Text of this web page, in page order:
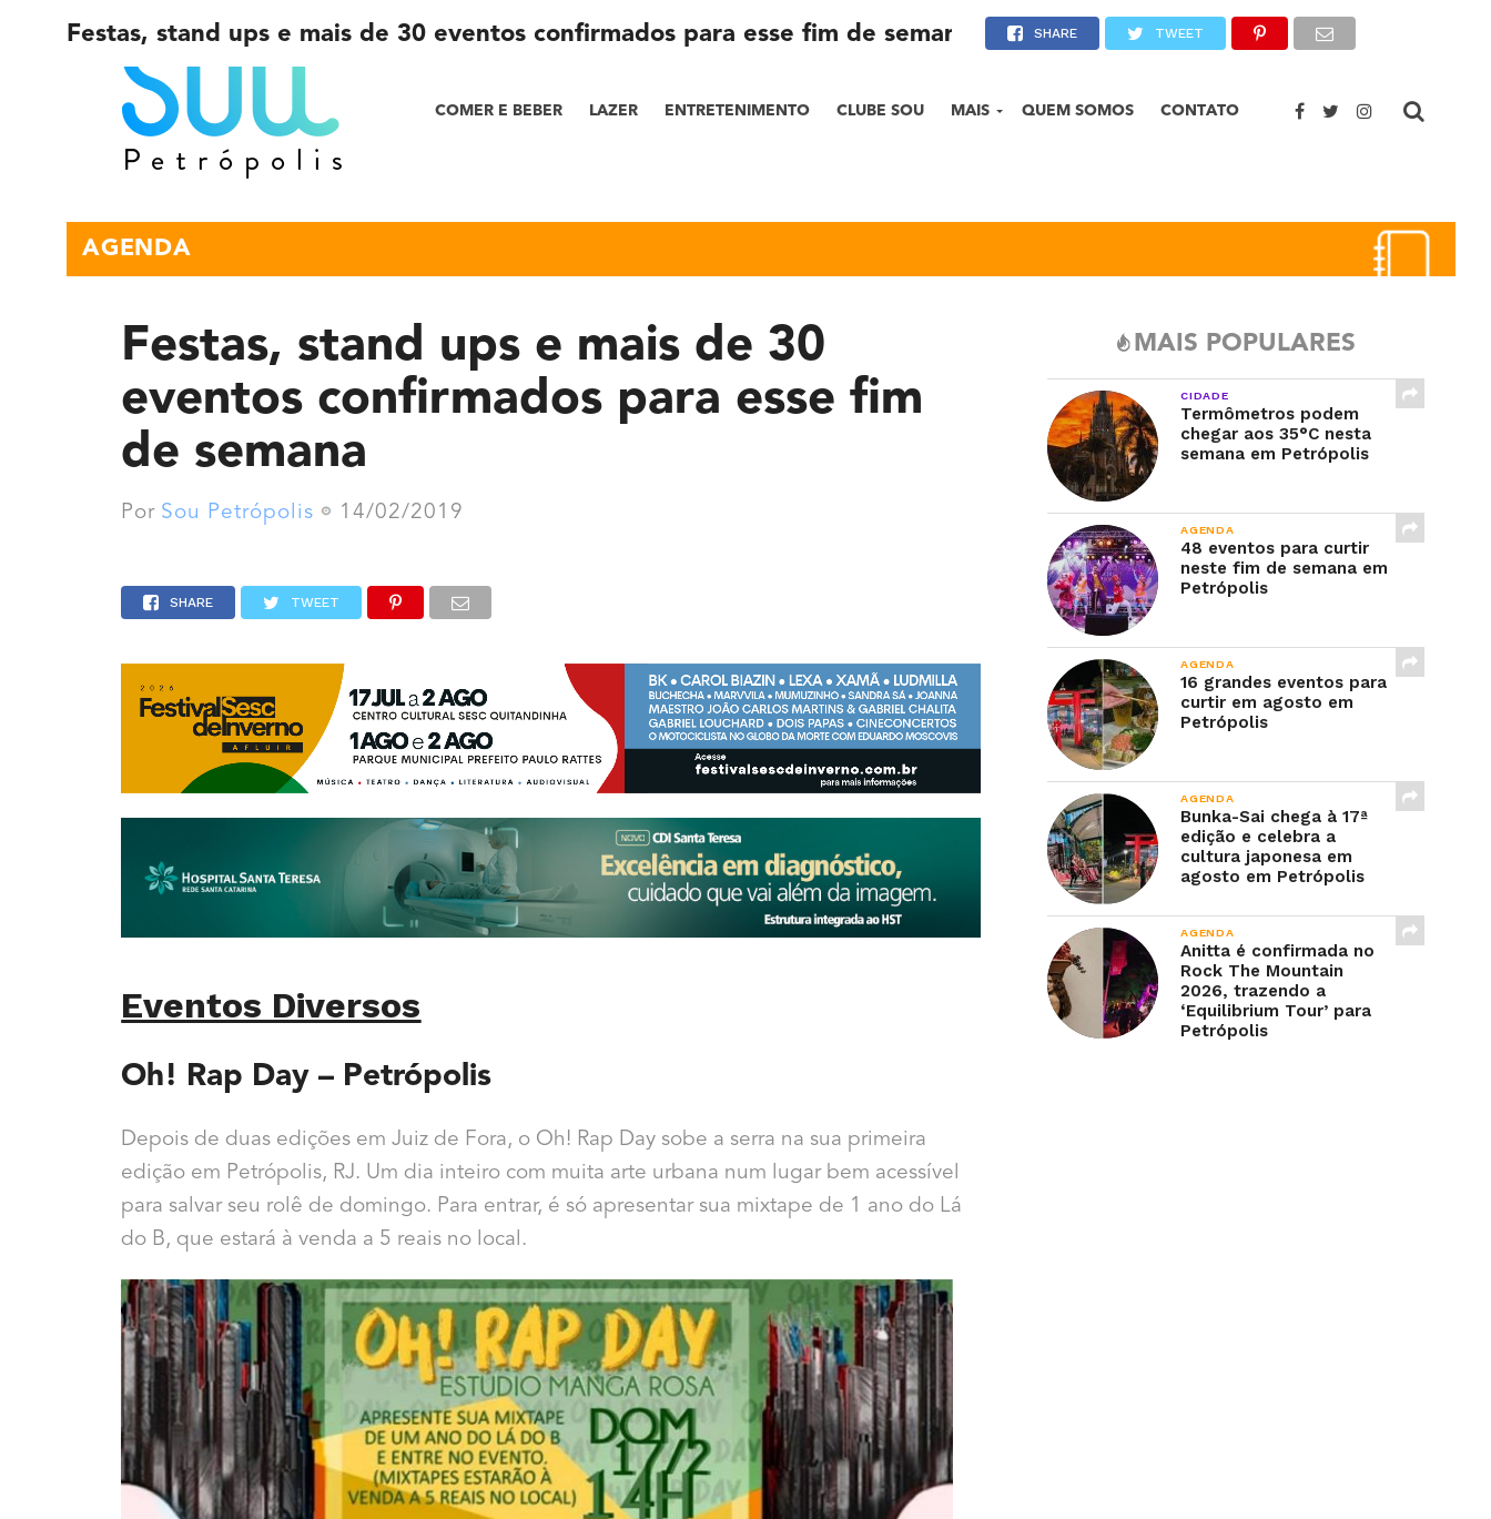
COMER E BEBER LAZER ENTRETENIMENTO CLUBE SOU MAIS QUEM SOMOS CONTATO
Festas, stand ups e mais de 30 eventos confirmados para esse fim de semana SHARE TWEET
AGENDA
Festas, stand ups e mais de 30
eventos confirmados para esse fim
de semana
Por Sou Petrópolis 14/02/2019
SHARE TWEET
Eventos Diversos
Oh! Rap Day – Petrópolis
Depois de duas edições em Juiz de Fora, o Oh! Rap Day sobe a serra na sua primeira
edição em Petrópolis, RJ. Um dia inteiro com muita arte urbana num lugar bem acessível
para salvar seu rolê de domingo. Para entrar, é só apresentar sua mixtape de 1 ano do Lá
do B, que estará à venda a 5 reais no local.
MAIS POPULARES
CIDADE
Termômetros podem
chegar aos 35°C nesta
semana em Petrópolis
AGENDA
48 eventos para curtir
neste fim de semana em
Petrópolis
AGENDA
16 grandes eventos para
curtir em agosto em
Petrópolis
AGENDA
Bunka-Sai chega à 17ª
edição e celebra a
cultura japonesa em
agosto em Petrópolis
AGENDA
Anitta é confirmada no
Rock The Mountain
2026, trazendo a
‘Equilibrium Tour’ para
Petrópolis